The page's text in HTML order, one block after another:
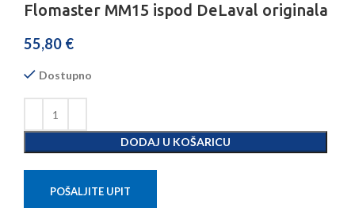
Flomaster MM15 ispod DeLaval originala
55,80 €
Dostupno
DODAJ U KOŠARICU
POŠALJITE UPIT